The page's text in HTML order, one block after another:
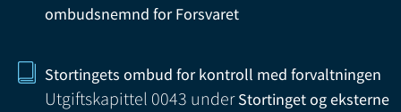
ombudsnemnd for Forsvaret
Stortingets ombud for kontroll med forvaltningen
Utgiftskapittel 0043 underStortinget og eksterne